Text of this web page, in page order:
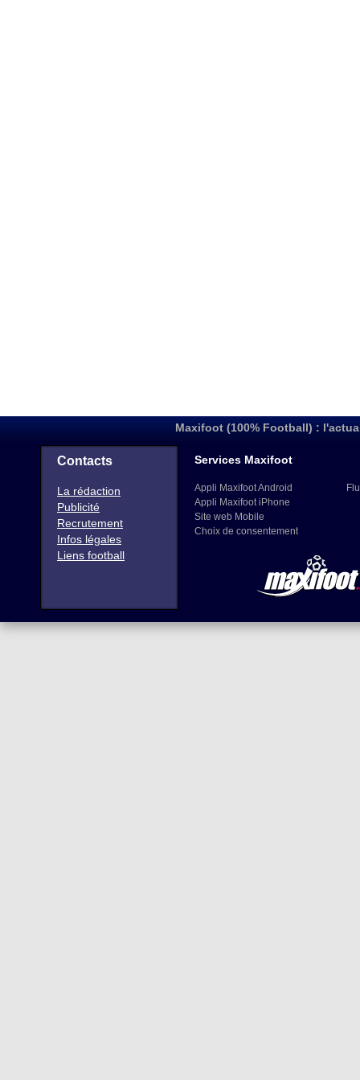
Maxifoot (100% Football) :
Contacts
La rédaction
Publicité
Recrutement
Infos légales
Liens football
Services Maxifoot
Appli Maxifoot Android
Appli Maxifoot iPhone
Site web Mobile
Choix de consentement